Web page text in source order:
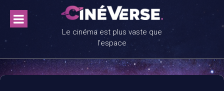
content
Le cinéma est plus vaste que
l'espace